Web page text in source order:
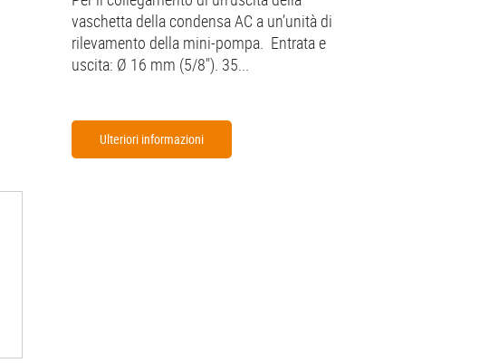
vaschetta della condensa AC a un’unità di
rilevamento della mini-pompa. Entrata e
uscita: Ø 16 mm (5/8"). 35...
Ulteriori informazioni